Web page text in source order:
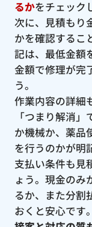
るかをチェック
次に、見積もり
かを確認するこ
記は、最低金額
金額で修理が完
う。
作業内容の詳細
「つまり解消
か機械か、薬品
を行うのかが明
支払い条件も見
ょう。現金のみ
るか、また分割
おくと安心です。